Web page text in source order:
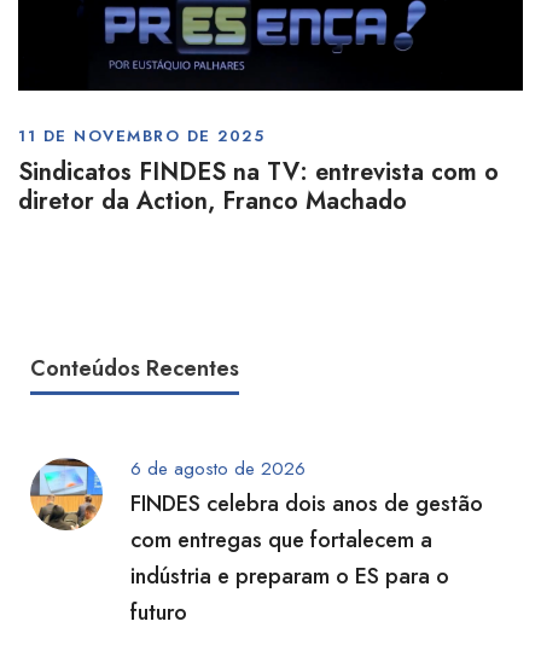
11 DE NOVEMBRO DE 2025
Sindicatos FINDES na TV: entrevista com o
diretor da Action, Franco Machado
Conteúdos Recentes
6 de agosto de 2026
FINDES celebra dois anos de gestão
com entregas que fortalecem a
indústria e preparam o ES para o
futuro